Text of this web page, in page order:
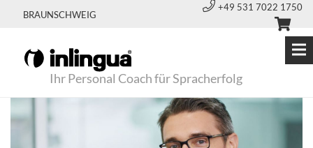
BRAUNSCHWEIG
+49 531 7022 1750
Ihr Personal Coach für Spracherfolg